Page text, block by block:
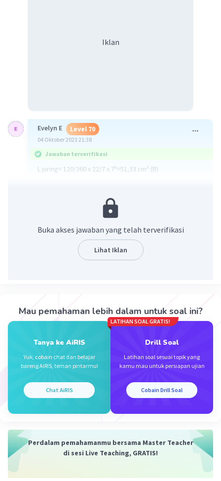
Iklan
Evelyn E Level 70
04 Oktober 2023 21:38
Jawaban terverifikasi
L juring= 120/360 x 22/7 x 7²=51,33 cm² (B)
22 Oktober 2023 02:37
Diketahui panjang busur suatu lingkaran adalah 22 cm.
Jika sudut pusat yang menghadap busur tersebut
Beri Rating
Buka akses jawaban yang telah terverifikasi
Lihat Iklan
Mau pemahaman lebih dalam untuk soal ini?
Tanya ke AiRIS
Yuk, cobain chat dan belajar
bareng AiRIS, teman pintarmu!
Chat AiRIS
LATIHAN SOAL GRATIS!
Drill Soal
Latihan soal sesuai topik yang
kamu mau untuk persiapan ujian
Cobain Drill Soal
Perdalam pemahamanmu bersama Master Teacher
di sesi Live Teaching, GRATIS!